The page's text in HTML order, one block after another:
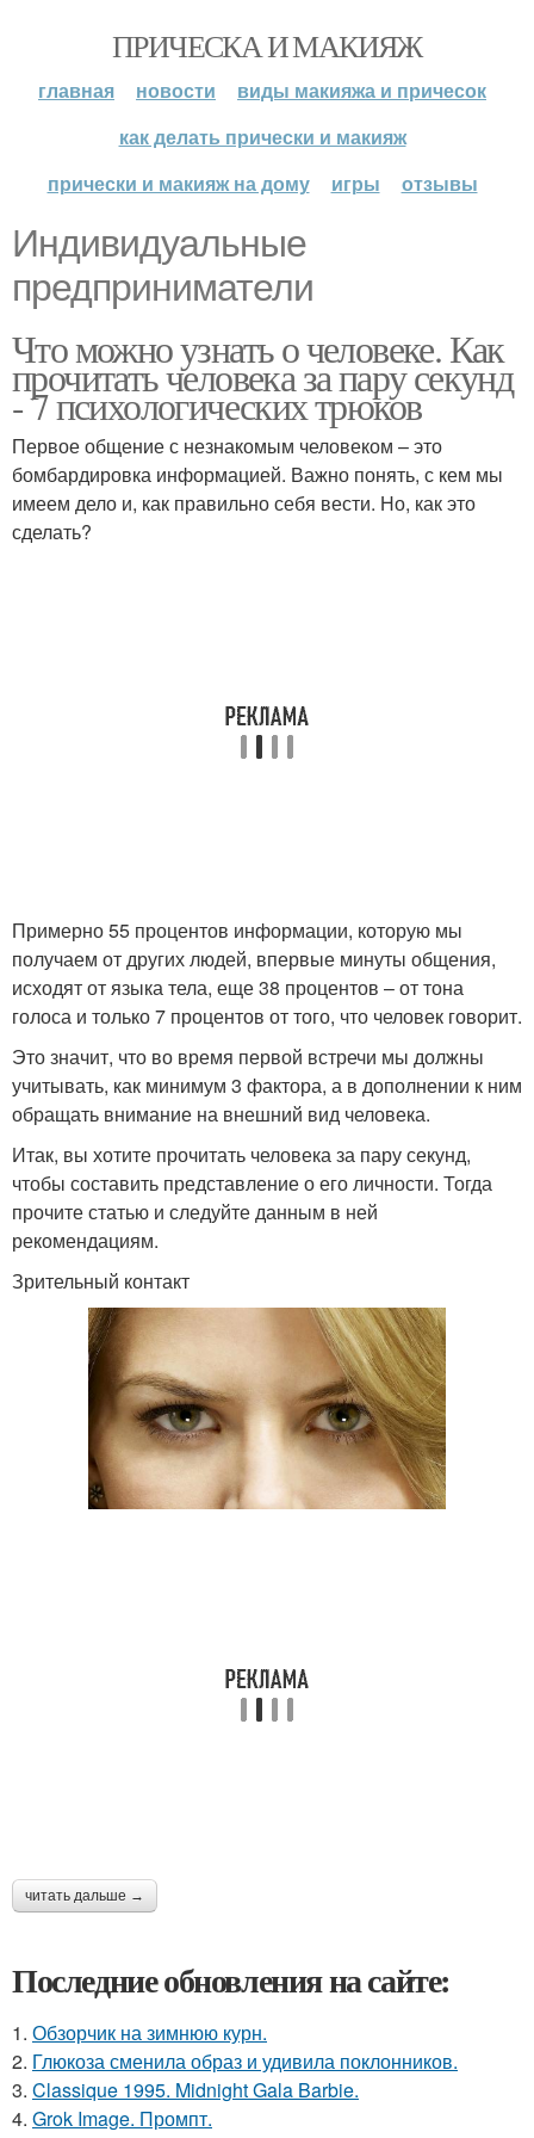
ПРИЧЕСКА И МАКИЯЖ
главная новости
виды макияжа и причесок
как делать прически и макияж
прически и макияж на дому
игры отзывы
Индивидуальные
предприниматели
Что можно узнать о человеке. Как
прочитать человека за пару секунд
- 7 психологических трюков
Первое общение с незнакомым человеком – это
бомбардировка информацией. Важно понять, с кем мы
имеем дело и, как правильно себя вести. Но, как это
сделать?
Примерно 55 процентов информации, которую мы
получаем от других людей, впервые минуты общения,
исходят от языка тела, еще 38 процентов – от тона
голоса и только 7 процентов от того, что человек говорит.
Это значит, что во время первой встречи мы должны
учитывать, как минимум 3 фактора, а в дополнении к ним
обращать внимание на внешний вид человека.
Итак, вы хотите прочитать человека за пару секунд,
чтобы составить представление о его личности. Тогда
прочите статью и следуйте данным в ней
рекомендациям.
Зрительный контакт
читать дальше →
Последние обновления на сайте:
1. Обзорчик на зимнюю курн.
2. Глюкоза сменила образ и удивила поклонников.
3. Classique 1995. Midnight Gala Barbie.
4. Grok Image. Промпт.